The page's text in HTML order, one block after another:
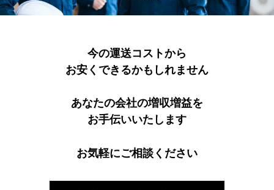
今の運送コストから
お安くできるかもしれません
あなたの会社の増収増益を
お手伝いいたします
お気軽にご相談ください